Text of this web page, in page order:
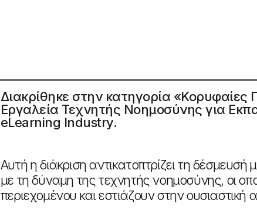
Διακρίθηκε στην κατηγορία
Εργαλεία Τεχνητής Νοημοσύνης για
eLearning Industry.
Αυτή η διάκριση αντικατοπτρίζει τη
με τη δύναμη της τεχνητής νοημοσύνης, οι
περιεχομένου και εστιάζουν στην ουσιαστική